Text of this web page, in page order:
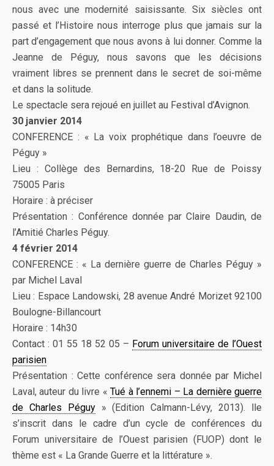
nous avec une modernité saisissante. Six siècles ont
passé et l’Histoire nous interroge plus que jamais sur la
part d’engagement que nous avons à lui donner. Comme la
Jeanne de Péguy, nous savons que les décisions
vraiment libres se prennent dans le secret de soi-même
et dans la solitude.
Le spectacle sera rejoué en juillet au Festival d’Avignon.
30 janvier 2014
CONFERENCE : « La voix prophétique dans l’oeuvre de
Péguy »
Lieu : Collège des Bernardins, 18-20 Rue de Poissy
75005 Paris
Horaire : à préciser
Présentation : Conférence donnée par Claire Daudin, de
l’Amitié Charles Péguy.
4 février 2014
CONFERENCE : « La dernière guerre de Charles Péguy »
par Michel Laval
Lieu : Espace Landowski, 28 avenue André Morizet 92100
Boulogne-Billancourt
Horaire : 14h30
Contact : 01 55 18 52 05 – Forum universitaire de l’Ouest
parisien
Présentation : Cette conférence sera donnée par Michel
Laval, auteur du livre «Tué à l’ennemi – La dernière guerre
de Charles Péguy» (Edition Calmann-Lévy, 2013). lle
s’inscrit dans le cadre d’un cycle de conférences du
Forum universitaire de l’Ouest parisien (FUOP) dont le
thème est « La Grande Guerre et la littérature ».